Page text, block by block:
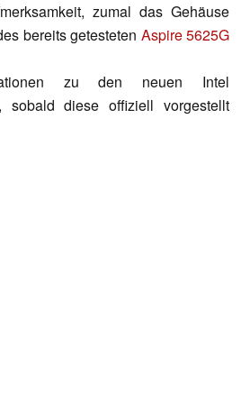
zumal das Gehäuse
bereits getesteten Aspire 5625G
zu den neuen Intel
sobald diese offiziell vorgestellt